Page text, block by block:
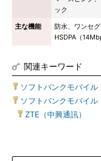
ック
主な機能
防水、ワンセ
HSDPA（
関連キーワード
ソフトバンクモバイ
ソフトバンクモバイル
ZTE（中興通訊）